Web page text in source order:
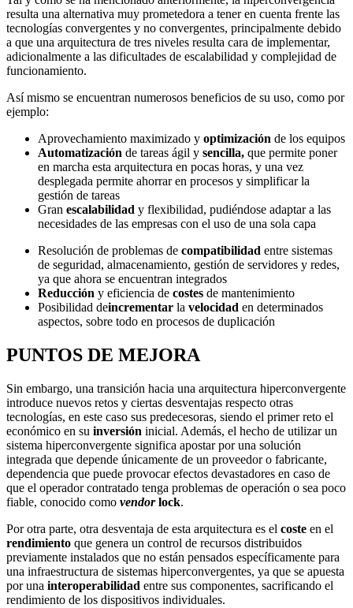
resulta una alternativa muy prometedora a tener en cuenta frente las
tecnologías convergentes y no convergentes, principalmente debido
a que una arquitectura de tres niveles resulta cara de implementar,
adicionalmente a las dificultades de escalabilidad y complejidad de
funcionamiento.
Así mismo se encuentran numerosos beneficios de su uso, como por
ejemplo:
Aprovechamiento maximizado y optimización de los equipos
Automatización de tareas ágil y sencilla, que permite poner
en marcha esta arquitectura en pocas horas, y una vez
desplegada permite ahorrar en procesos y simplificar la
gestión de tareas
Gran escalabilidad y flexibilidad, pudiéndose adaptar a las
necesidades de las empresas con el uso de una sola capa
Resolución de problemas de compatibilidad entre sistemas
de seguridad, almacenamiento, gestión de servidores y redes,
ya que ahora se encuentran integrados
Reducción y eficiencia de costes de mantenimiento
Posibilidad deincrementar la velocidad en determinados
aspectos, sobre todo en procesos de duplicación
PUNTOS DE MEJORA
Sin embargo, una transición hacia una arquitectura hiperconvergente
introduce nuevos retos y ciertas desventajas respecto otras
tecnologías, en este caso sus predecesoras, siendo el primer reto el
económico en su inversión inicial. Además, el hecho de utilizar un
sistema hiperconvergente significa apostar por una solución
integrada que depende únicamente de un proveedor o fabricante,
dependencia que puede provocar efectos devastadores en caso de
que el operador contratado tenga problemas de operación o sea poco
fiable, conocido como vendor lock.
Por otra parte, otra desventaja de esta arquitectura es el coste en el
rendimiento que genera un control de recursos distribuidos
previamente instalados que no están pensados específicamente para
una infraestructura de sistemas hiperconvergentes, ya que se apuesta
por una interoperabilidad entre sus componentes, sacrificando el
rendimiento de los dispositivos individuales.